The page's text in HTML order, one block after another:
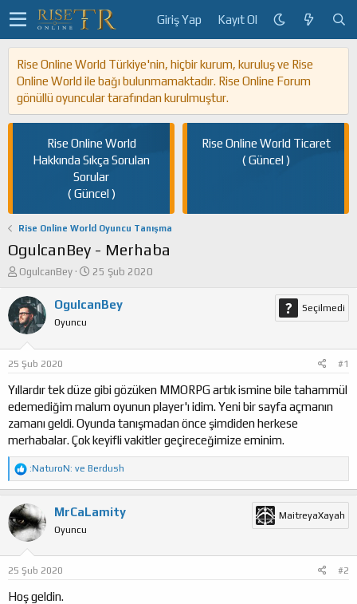
Giriş Yap Kayıt Ol
Rise Online World Türkiye'nin, hiçbir kurum, kuruluş ve Rise
Online World ile bağı bulunmamaktadır. Rise Online Forum
gönüllü oyuncular tarafından kurulmuştur.
Rise Online World
Hakkında Sıkça Sorulan
Sorular
( Güncel )
Rise Online World Ticaret
( Güncel )
Rise Online World Oyuncu Tanışma
OgulcanBey - Merhaba
K
n
u
y
a
ş
l
a
t
a
n
OgulcanBey
B
ş
ç
t
a
r
i
h
i
25 Şub 2020
OgulcanBey
Oyuncu
Seçilmedi
25 Şub 2020 #1
Yıllardır tek düze gibi gözüken MMORPG artık ismine bile tahammül
edemediğim malum oyunun player'ı idim. Yeni bir sayfa açmanın
zamanı geldi. Oyunda tanışmadan önce şimdiden herkese
merhabalar. Çok keyifli vakitler geçireceğimize eminim.
T
e
p
k
i
l
e
r
:NaturoN: ve Berdush
MrCaLamity
Oyuncu
MaitreyaXayah
25 Şub 2020 #2
Hoş geldin.